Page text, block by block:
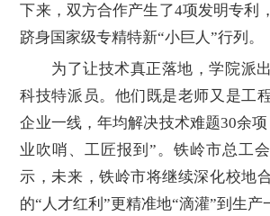
下来，双方合作产生了4项发明专利
跻身国家级专精特新“小巨人”行列。
为了让技术真正落地，学院派出
科技特派员。他们既是老师又是工
企业一线，年均解决技术难题30余
业吹哨、工匠报到”。铁岭市总工
示，未来，铁岭市将继续深化校地
的“人才红利”更精准地“滴灌”到生产